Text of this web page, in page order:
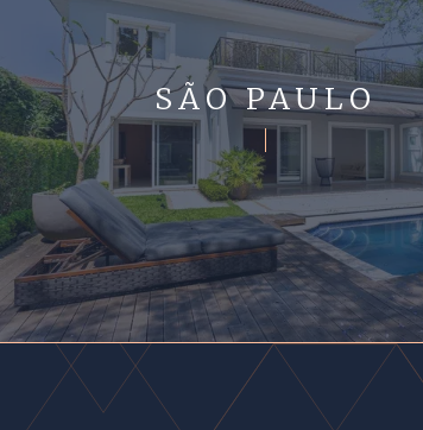
SÃO PAULO